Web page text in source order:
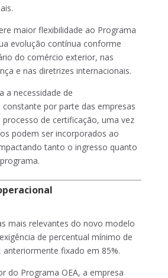
maior flexibilidade ao Programa
evolução contínua conforme
do comércio exterior, nas
e nas diretrizes internacionais.
a necessidade de
por parte das empresas
de certificação, uma vez
podem ser incorporados ao
tanto o ingresso quanto
mais relevantes do novo modelo
de percentual mínimo de
anteriormente fixado em 85%.
do Programa OEA, a empresa